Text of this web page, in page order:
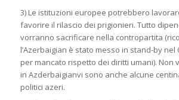
3) Le istituzioni europee potrebbero
favorire il rilascio dei prigionieri. Tutto
vorranno sacrificare nella contropartita
l’Azerbaigian è stato messo in stand-by nel
per mancato rispetto dei diritti umani). Non
in Azderbaigianvi sono anche alcune
politici azeri.